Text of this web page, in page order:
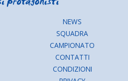
NEWS
SQUADRA
CAMPIONATO
CONTATTI
CONDIZIONI